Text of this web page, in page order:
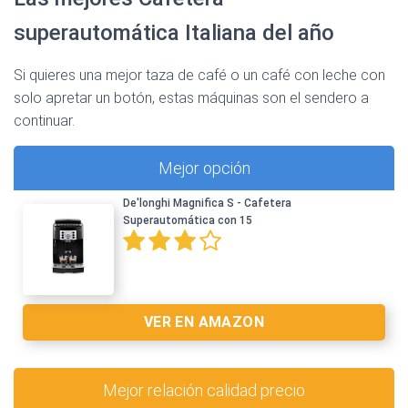
superautomática Italiana del año
Si quieres una mejor taza de café o un café con leche con
solo apretar un botón, estas máquinas son el sendero a
continuar.
Mejor opción
De'longhi Magnifica S - Cafetera
Superautomática con 15
VER EN AMAZON
Mejor relación calidad precio